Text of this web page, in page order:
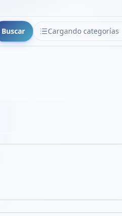
Buscar Cargando categorías
CATEGORÍAS